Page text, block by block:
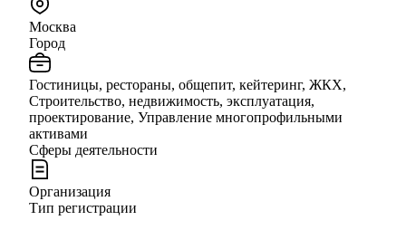
Москва
Город
Гостиницы, рестораны, общепит, кейтеринг, ЖКХ,
Строительство, недвижимость, эксплуатация,
проектирование, Управление многопрофильными
активами
Сферы деятельности
Организация
Тип регистрации